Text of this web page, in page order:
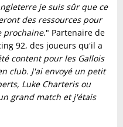
je suis sûr que ce
des ressources pour
prochaine." Partenaire de
92, des joueurs qu'il a
content pour les Gallois
club. J'ai envoyé un petit
Luke Charteris ou
grand match et j'étais